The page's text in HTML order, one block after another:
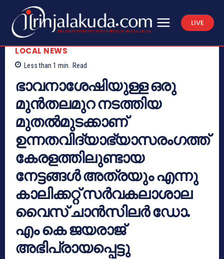
LIVE
LOCAL NEWS
Less than 1 min. Read
ഭാവനാശേഷിയുള്ള ഒരു
മുൻതലമുറ നടത്തിയ
മുതൽമുടക്കാണ്
ഉന്നതവിദ്യാഭ്യാസരംഗത്ത്
കേരളത്തിലുണ്ടായ
നേട്ടങ്ങൾ അത്രയും എന്നു
കാലിക്കറ്റ് സർവകലാശാല
വൈസ് ചാൻസിലർ ഡോ.
എം കെ ജയരാജ്
അഭിപ്രായപ്പെട്ടു